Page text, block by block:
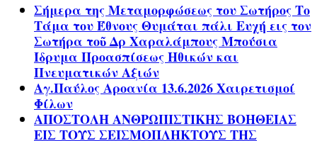
Σήμερα της Μεταμορφώσεως του Σωτήρος Το
Τάμα του Έθνους Θυμάται πάλι Ευχή εις τον
Σωτήρα τοῦ Δρ Χαραλάμπους Μπούσια
Ίδρυμα Προασπίσεως Ηθικών και
Πνευματικών Αξιών
Αγ.Παύλος Αροανία 13.6.2026 Χαιρετισμοί
Φίλων
ΑΠΟΣΤΟΛΗ ΑΝΘΡΩΠΙΣΤΙΚΗΣ ΒΟΗΘΕΙΑΣ
ΕΙΣ ΤΟΥΣ ΣΕΙΣΜΟΠΛΗΚΤΟΥΣ ΤΗΣ